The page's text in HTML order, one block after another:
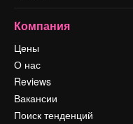
Компания
Цены
О нас
Reviews
Вакансии
Поиск тенденций